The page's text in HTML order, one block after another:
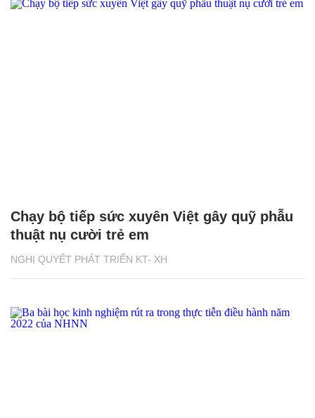
NGHỊ QUYẾT PHÁT TRIỂN KT- XH
Chạy bộ tiếp sức xuyên Việt gây quỹ phẫu
thuật nụ cười trẻ em